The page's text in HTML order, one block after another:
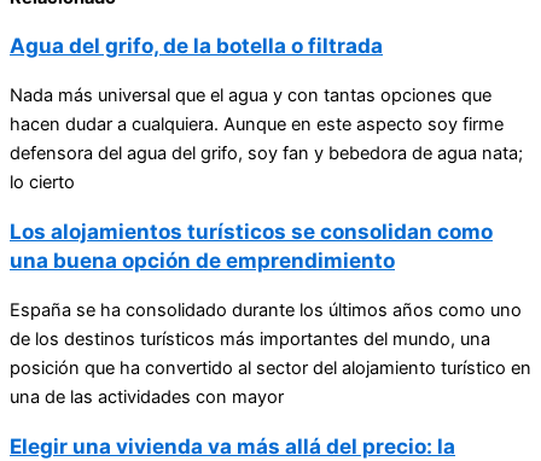
Agua del grifo, de la botella o filtrada
Nada más universal que el agua y con tantas opciones que
hacen dudar a cualquiera. Aunque en este aspecto soy firme
defensora del agua del grifo, soy fan y bebedora de agua nata;
lo cierto
Los alojamientos turísticos se consolidan como
una buena opción de emprendimiento
España se ha consolidado durante los últimos años como uno
de los destinos turísticos más importantes del mundo, una
posición que ha convertido al sector del alojamiento turístico en
una de las actividades con mayor
Elegir una vivienda va más allá del precio: la